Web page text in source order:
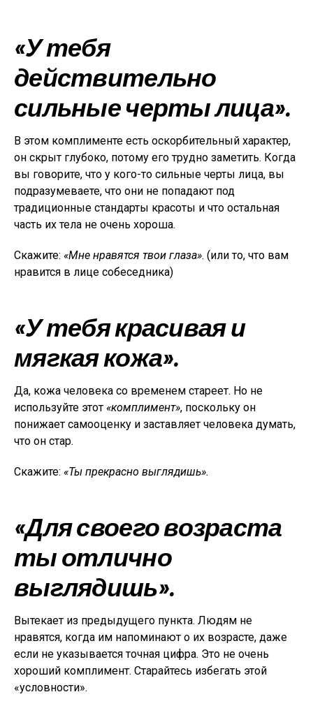
«У тебя
действительно
сильные черты лица».
В этом комплименте есть оскорбительный характер,
он скрыт глубоко, потому его трудно заметить. Когда
вы говорите, что у кого-то сильные черты лица, вы
подразумеваете, что они не попадают под
традиционные стандарты красоты и что остальная
часть их тела не очень хороша.
Скажите: «Мне нравятся твои глаза». (или то, что вам
нравится в лице собеседника)
«У тебя красивая и
мягкая кожа».
Да, кожа человека со временем стареет. Но не
используйте этот «комплимент», поскольку он
понижает самооценку и заставляет человека думать,
что он стар.
Скажите: «Ты прекрасно выглядишь».
«Для своего возраста
ты отлично
выглядишь».
Вытекает из предыдущего пункта. Людям не
нравятся, когда им напоминают о их возрасте, даже
если не указывается точная цифра. Это не очень
хороший комплимент. Старайтесь избегать этой
«условности».